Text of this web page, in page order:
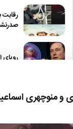
رقابت
رویای
طرف
منوچهری